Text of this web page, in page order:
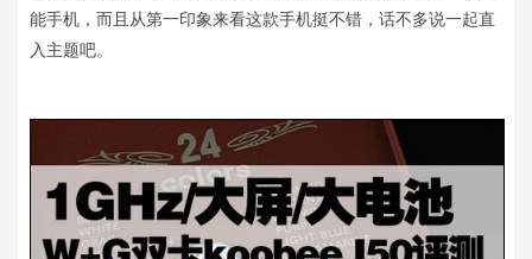
能手机，而且从第一印象来看这款手机挺不错，话不多说一起直
入主题吧。